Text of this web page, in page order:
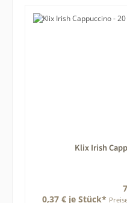
Klix Irish
0,37 € je Stück*